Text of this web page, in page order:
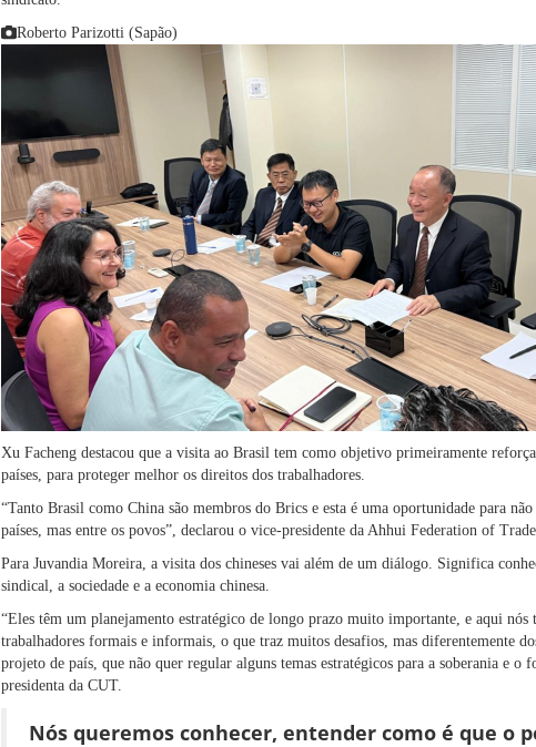
Roberto Parizotti (Sapão)
Xu Facheng destacou que a visita ao Brasil tem como objetivo primeiramente
países, para proteger melhor os direitos dos trabalhadores.
“Tanto Brasil como China são membros do Brics e esta é uma oportunidade para
países, mas entre os povos”, declarou o vice-presidente da Ahhui Federation of
Para Juvandia Moreira, a visita dos chineses vai além de um diálogo. Significa
sindical, a sociedade e a economia chinesa.
“Eles têm um planejamento estratégico de longo prazo muito importante, e aqui
trabalhadores formais e informais, o que traz muitos desafios, mas diferentemente
projeto de país, que não quer regular alguns temas estratégicos para a soberania e o
presidenta da CUT.
Nós queremos conhecer, entender como é que o